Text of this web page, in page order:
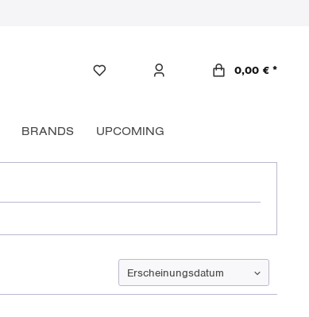
0,00 € *
BRANDS UPCOMING